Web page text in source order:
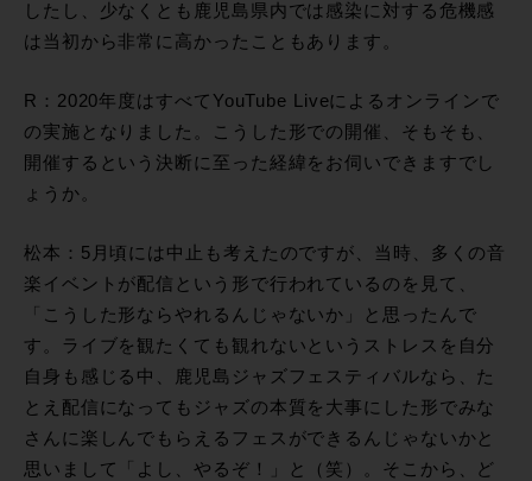
したし、少なくとも鹿児島県内では感染に対する危機感
は当初から非常に高かったこともあります。
R：2020年度はすべてYouTube Liveによるオンラインで
の実施となりました。こうした形での開催、そもそも、
開催するという決断に至った経緯をお伺いできますでし
ょうか。
松本：5月頃には中止も考えたのですが、当時、多くの音
楽イベントが配信という形で行われているのを見て、
「こうした形ならやれるんじゃないか」と思ったんで
す。ライブを観たくても観れないというストレスを自分
自身も感じる中、鹿児島ジャズフェスティバルなら、た
とえ配信になってもジャズの本質を大事にした形でみな
さんに楽しんでもらえるフェスができるんじゃないかと
思いまして「よし、やるぞ！」と（笑）。そこから、ど